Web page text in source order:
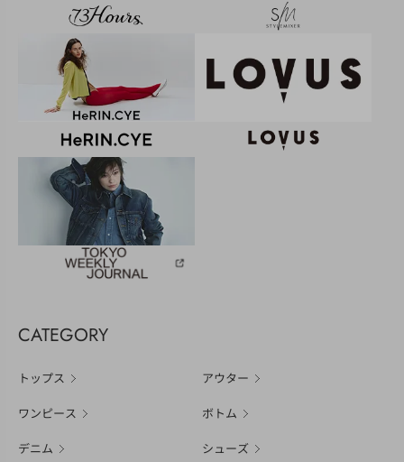
CATEGORY
トップス アウター
ワンピース ボトム
デニム シューズ